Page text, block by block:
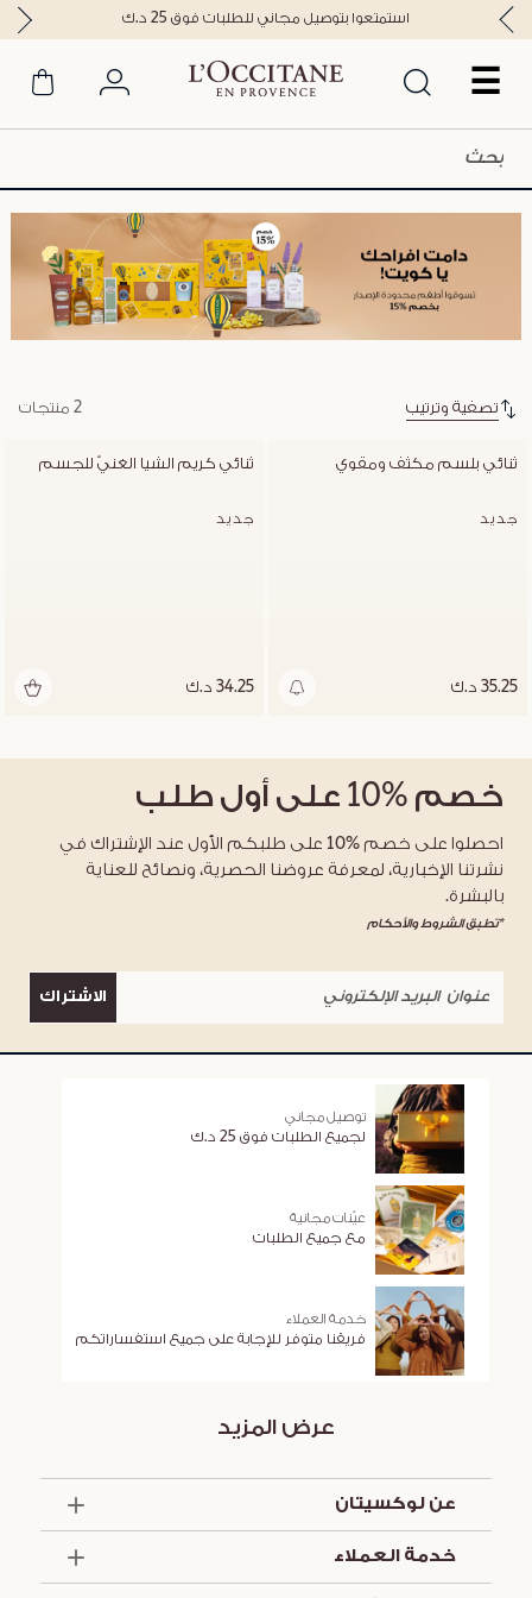
☰
استمتعوا بتوصيل مجاني للطلبات فوق 25 د.ك
تصفية وترتيب 2 منتجات غير متوفر
ثنائي بلسم مكثف ومقوي
جديد
35.25 د.ك
ثنائي كريم الشيا الغنيّ للجسم
جديد
34.25 د.ك
خصم %10 على أول طلب
احصلوا على خصم %10 على طلبكم الأول عند الإشتراك في
نشرتنا الإخبارية، لمعرفة عروضنا الحصرية، ونصائح للعناية
بالبشرة.
*تطبق الشروط والأحكام
الاشتراك
توصيل مجاني
لجميع الطلبات فوق 25 د.ك
عيّنات مجانية
مع جميع الطلبات
خدمة العملاء
فريقنا متوفر للإجابة على جميع استفساراتكم
عرض المزيد
عن لوكسيتان
الذكرى السنوية الخمسون
خدمة العملاء